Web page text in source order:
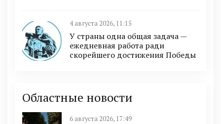
4 августа 2026, 11:15
У страны одна общая задача —
ежедневная работа ради
скорейшего достижения Победы
Областные новости
6 августа 2026, 17:49